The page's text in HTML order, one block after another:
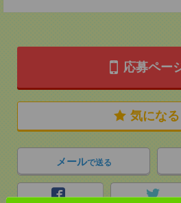
応募ペー
気になる
メールで送る